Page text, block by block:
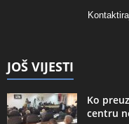
JOŠ VIJESTI
Ko
centru